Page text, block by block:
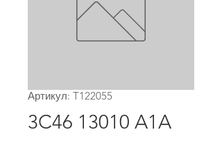
Артикул: T122055
3C46 13010 A1A